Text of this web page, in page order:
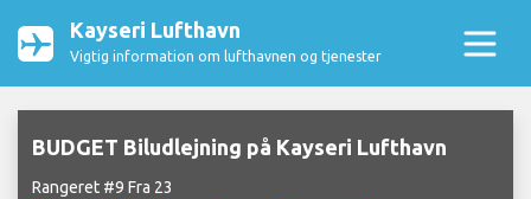
Kayseri Lufthavn
Vigtig information om lufthavnen og tjenester
BUDGET Biludlejning på Kayseri Lufthavn
Rangeret #9 Fra 23